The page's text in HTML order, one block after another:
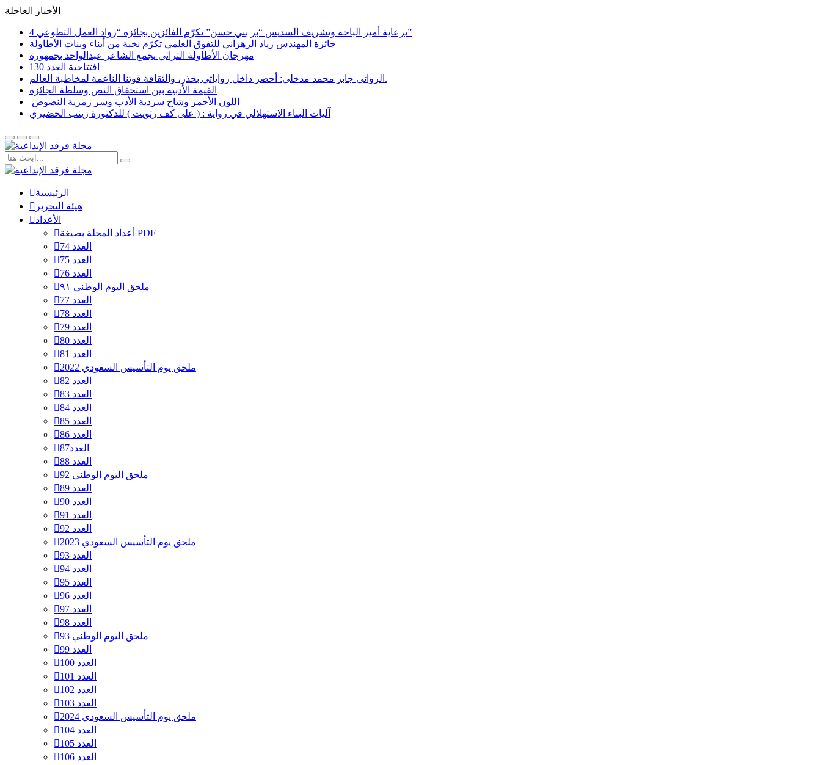
الأخبار العاجلة
برعاية أمير الباحة وتشريف السديس “بر بني حسن” تكرّم الفائزين بجائزة “رواد العمل التطوعي 4”
جائزة المهندس زياد الزهراني للتفوق العلمي تكرّم نخبة من أبناء وبنات الأطاولة
مهرجان الأطاولة التراثي يجمع الشاعر عبدالواحد بجمهوره
افتتاحية العدد 130
الروائي جابر محمد مدخلي: أحضر داخل رواياتي بحذر، والثقافة قوتنا الناعمة لمخاطبة العالم.
القيمة الأدبية بين استحقاق النص وسلطة الجائزة
​ اللون الأحمر وشاح سردية الأدب وسر رمزية النصوص
آليات البناء الاستهلالي في رواية : ( على كف رتويت ) للدكتورة زينب الخضيري
الرئيسية
هيئة التحرير
الأعداد
أعداد المجلة بصيغة PDF
العدد 74
العدد 75
العدد 76
ملحق اليوم الوطني ٩١
العدد 77
العدد 78
العدد 79
العدد 80
العدد 81
ملحق يوم التأسيس السعودي 2022
العدد 82
العدد 83
العدد 84
العدد 85
العدد 86
العدد87
العدد 88
ملحق اليوم الوطني 92
العدد 89
العدد 90
العدد 91
العدد 92
ملحق يوم التأسيس السعودي 2023
العدد 93
العدد 94
العدد 95
العدد 96
العدد 97
العدد 98
ملحق اليوم الوطني 93
العدد 99
العدد 100
العدد 101
العدد 102
العدد 103
ملحق يوم التأسيس السعودي 2024
العدد 104
العدد 105
العدد 106